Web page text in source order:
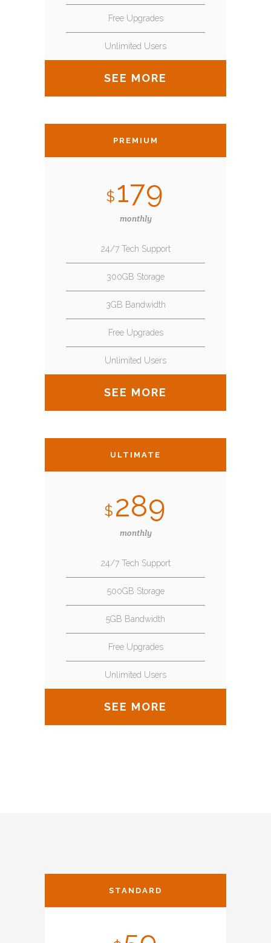
Free Upgrades
Unlimited Users
SEE MORE
PREMIUM
$ 179
monthly
24/7 Tech Support
300GB Storage
3GB Bandwidth
Free Upgrades
Unlimited Users
SEE MORE
ULTIMATE
$ 289
monthly
24/7 Tech Support
500GB Storage
5GB Bandwidth
Free Upgrades
Unlimited Users
SEE MORE
STANDARD